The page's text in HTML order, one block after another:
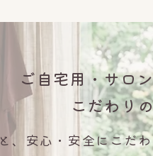
ご自宅用・サロ
こだわり
、安心・安全にこだ